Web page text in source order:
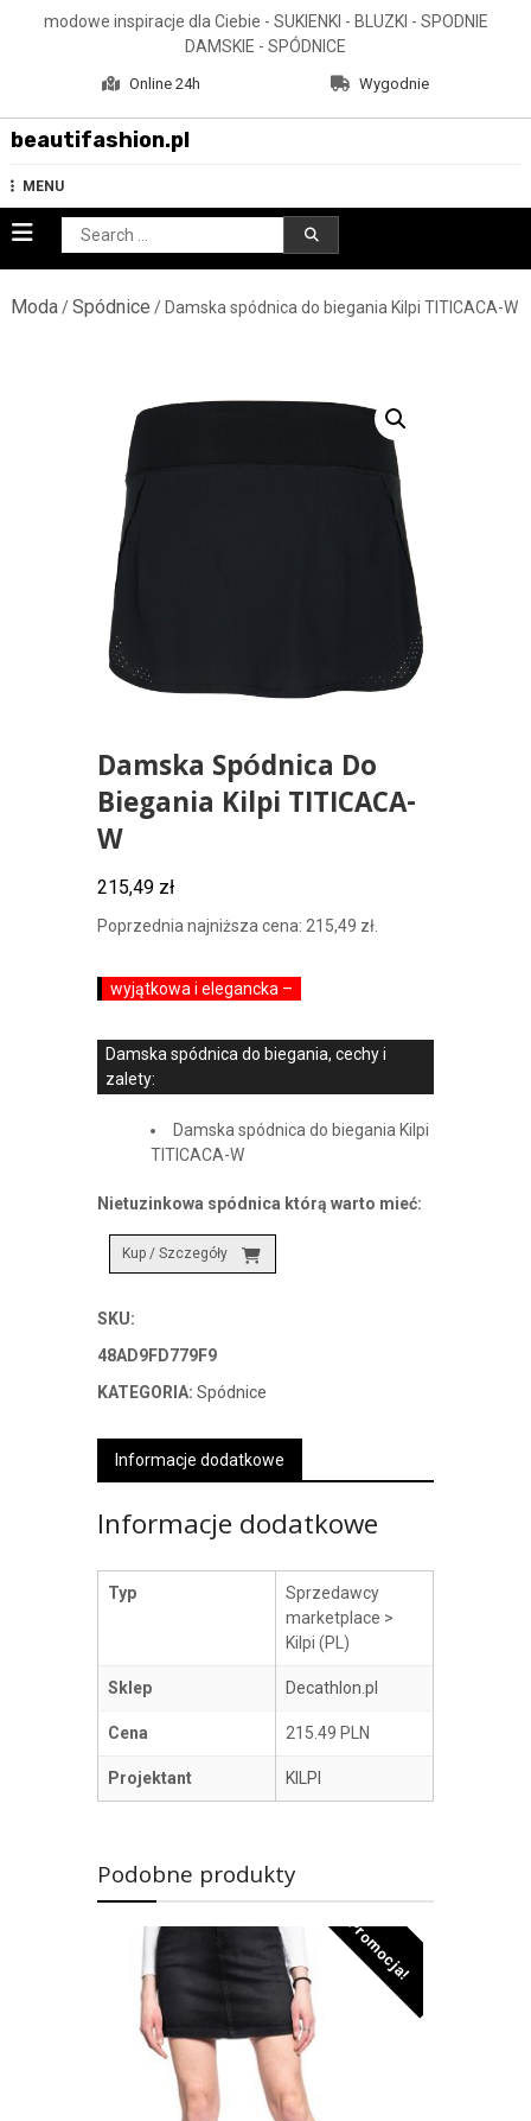
modowe inspiracje dla Ciebie - SUKIENKI - BLUZKI - SPODNIE
DAMSKIE - SPÓDNICE
Online 24h Wygodnie
beautifashion.pl
MENU
Search
for:
Moda/Spódnice / Damska spódnica do biegania Kilpi TITICACA-W
Damska Spódnica Do
Biegania Kilpi TITICACA-
W
215,49 zł
Poprzednia najniższa cena: 215,49 zł.
wyjątkowa i elegancka –
Damska spódnica do biegania, cechy i
zalety:
Damska spódnica do biegania Kilpi
TITICACA-W
Nietuzinkowa spódnica którą warto mieć:
Kup / Szczegóły
SKU:
48AD9FD779F9
KATEGORIA: Spódnice
Informacje dodatkowe
Informacje dodatkowe
Typ
Sprzedawcy
marketplace >
Kilpi (PL)
Sklep Decathlon.pl
Cena 215.49 PLN
Projektant KILPI
Podobne produkty
Promocja!